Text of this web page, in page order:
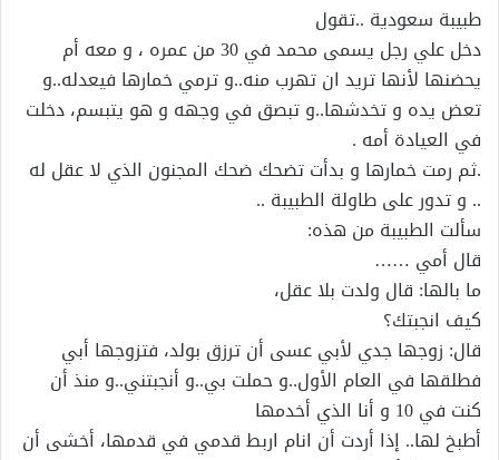
طبيبة سعودية ..تقول
دخل علي رجل يسمى محمد في 30 من عمره ، و معه أم
يحضنها لأنها تريد ان تهرب منه..و ترمي خمارها فيعدله..و
تعض يده و تخدشها..و تبصق في وجهه و هو يتبسم، دخلت
في العيادة أمه .
.ثم رمت خمارها و بدأت تضحك ضحك المجنون الذي لا عقل له
.. و تدور على طاولة الطبيبة ..
؜سألت الطبيبة من هذه:
؜قال أمي ……
ما بالها: قال ولدت بلا عقل،
كيف انجبتك؟
قال: زوجها جدي لأبي عسى أن ترزق بولد، فتزوجها أبي
فطلقها في العام الأول..و حملت بي..و أنجبتني..و منذ أن
كنت في 10 و أنا الذي أخدمها
؜أطبخ لها.. إذا أردت أن انام اربط قدمي في قدمها، أخشى أن